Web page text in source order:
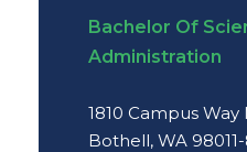
Bachelor Of
Administration
1810 Campus Way
Bothell, WA